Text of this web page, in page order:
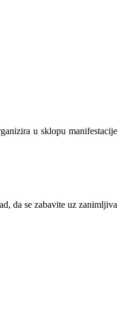
u sklopu manifestacije
da se zabavite uz zanimljiva